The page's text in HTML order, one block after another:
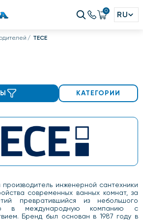
0 RU
TECE
КАТЕГОРИИ
инженерной сантехники
современных ванных комнат, за
превратившийся из небольшого
в международную компанию с
Бренд был основан в 1987 году в